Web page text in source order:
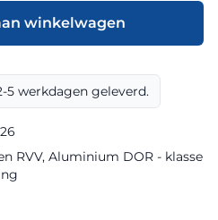
winkelwagen
5 werkdagen geleverd.
RVV, Aluminium DOR - klasse